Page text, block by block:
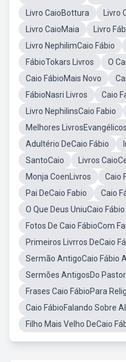
Livro CaioBottura
Livro
Livro CaioMaia
Livro
Livro NephilimCaio Fábio
FábioTokars Livros
O
Caio FábioMais Novo
FábioNasri Livros
Caio
Livro NephilinsCaio Fabio
Melhores LivrosEvangélicos
Adultério DeCaio Fábio
SantoCaio
Livros
Monja CoenLivros
Caio
Pai DeCaio Fabio
Caio
O Que Deus UniuCaio Fábio
Fotos De Caio FábioCom
Primeiros Livrros DeCaio
Sermão AntigoCaio Fábio
Sermões AntigosDo Pastor
Frases Caio FábioPara
Caio FábioFalando Sobre
Filho Mais Velho DeCaio